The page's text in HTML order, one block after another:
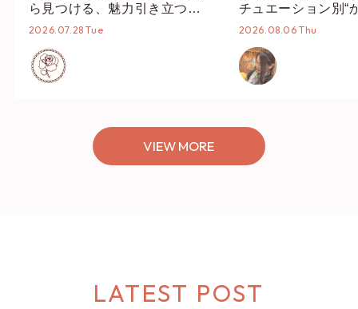
ら見つける、魅力引き立つス
タイリング♡
2026.07.28 Tue
チュエーション別“
オススメ【ショッ
2026.08.06 Thu
VIEW MORE
LATEST POST